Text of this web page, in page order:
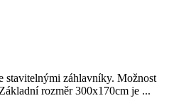
stavitelnými záhlavníky. Možnost
rozměr 300x170cm je ...